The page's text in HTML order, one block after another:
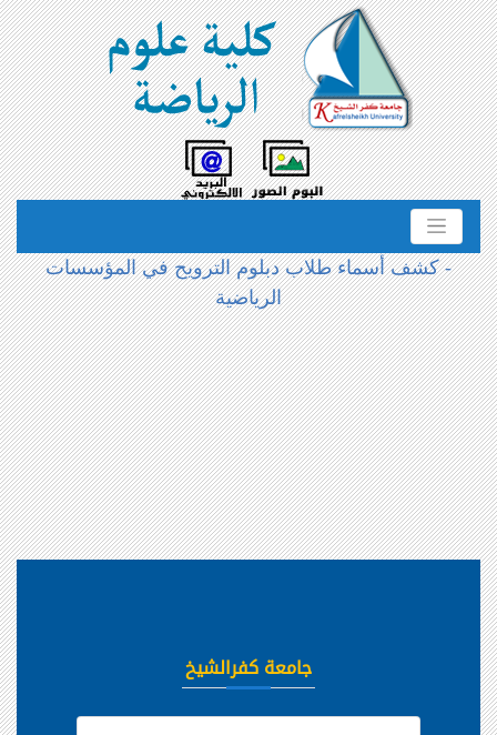
- كشف أسماء طلاب دبلوم الترويح في المؤسسات
الرياضية
جامعة كفرالشيخ